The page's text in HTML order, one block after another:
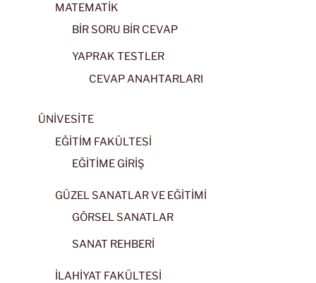
MATEMATİK
BİR SORU BİR CEVAP
YAPRAK TESTLER
CEVAP ANAHTARLARI
ÜNİVESİTE
EĞİTİM FAKÜLTESİ
EĞİTİME GİRİŞ
GÜZEL SANATLAR VE EĞİTİMİ
GÖRSEL SANATLAR
SANAT REHBERİ
İLAHİYAT FAKÜLTESİ